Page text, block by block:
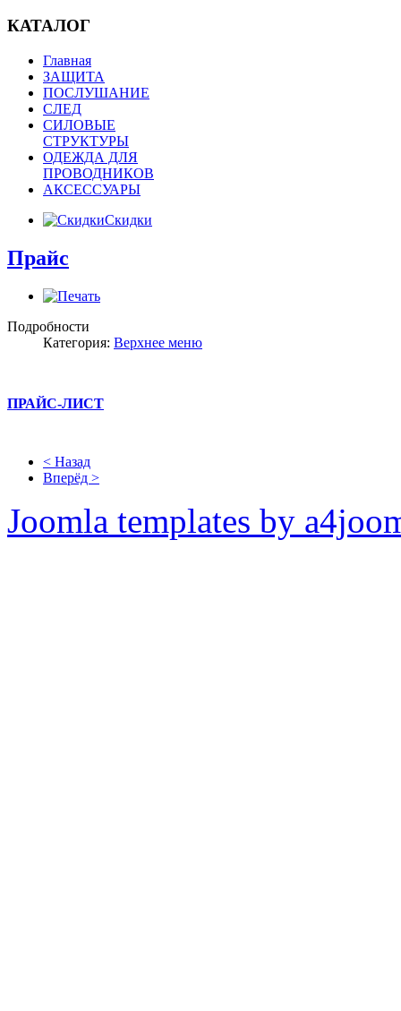
КАТАЛОГ
Главная
ЗАЩИТА
ПОСЛУШАНИЕ
СЛЕД
СИЛОВЫЕ
СТРУКТУРЫ
ОДЕЖДА ДЛЯ
ПРОВОДНИКОВ
АКСЕССУАРЫ
Скидки
Прайс
Подробности
Категория: Верхнее меню
ПРАЙС-ЛИСТ
< Назад
Вперёд >
Joomla templates by